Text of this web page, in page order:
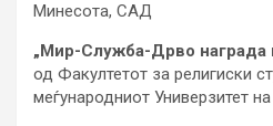
Минесота, САД
„Мир-Служба-Дрво награда
од Факултетот за религиски
меѓународниот Универзитет